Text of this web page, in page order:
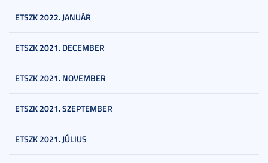
ETSZK 2022. JANUÁR
ETSZK 2021. DECEMBER
ETSZK 2021. NOVEMBER
ETSZK 2021. SZEPTEMBER
ETSZK 2021. JÚLIUS